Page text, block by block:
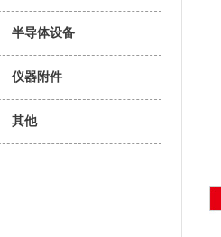
半导体设备
仪器附件
其他